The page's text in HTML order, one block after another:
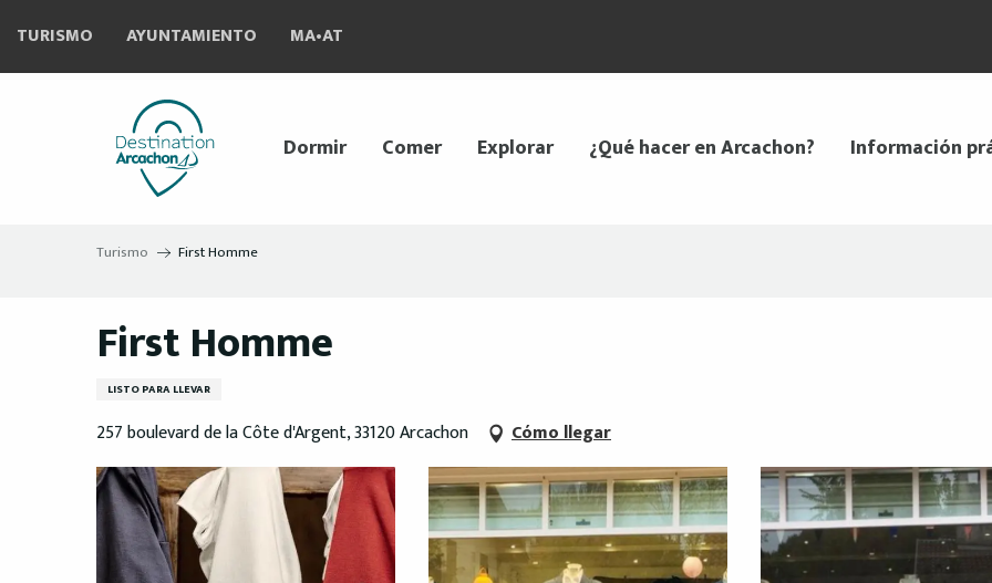
contenu
TURISMO AYUNTAMIENTO MA•AT
Dormir Comer Explorar ¿Qué hacer en Arcachon? Información
Turismo First Homme
First Homme
LISTO PARA LLEVAR
257 boulevard de la Côte d'Argent, 33120 Arcachon Cómo llegar